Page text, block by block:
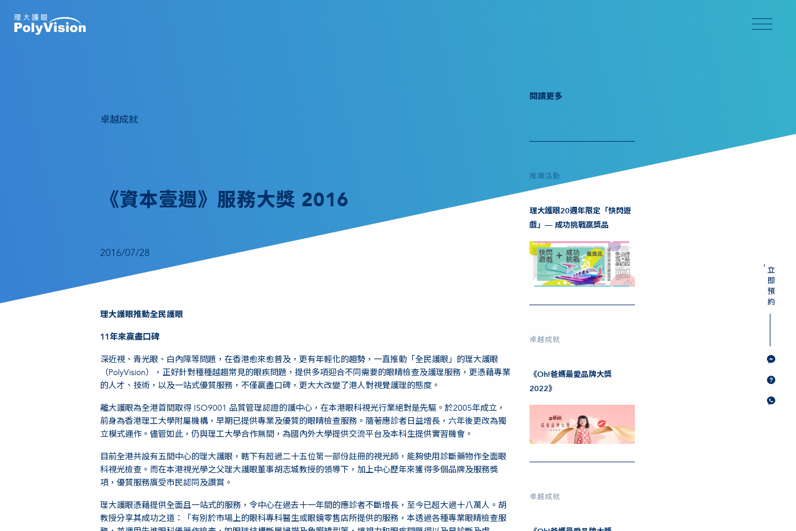
卓越成就
《資本壹週》服務大獎 2016
2016/07/28
理大護眼推動全民護眼
11年來贏盡口碑
深近視、青光眼、白內障等問題，在香港愈來愈普及，更有年輕化的趨勢，一直推動「全民護眼」的理大護眼
（PolyVision），正好針對種種越趨常見的眼疾問題，提供多項迎合不同需要的眼睛檢查及護理服務，更憑藉專業
的人才、技術，以及一站式優質服務，不僅贏盡口碑，更大大改變了港人對視覺護理的態度。
離大護眼為全港首間取得 ISO9001 品質管理認證的護中心，在本港眼科視光行業絕對是先驅。於2005年成立，
前身為香港理工大學附屬機構，早期已提供專業及優質的眼睛檢查服務。隨著應診者日益增長，六年後更改為獨
立模式運作。儘管如此，仍與理工大學合作無間，為國內外大學提供交流平台及本科生提供實習機會。
目前全港共設有五間中心的理大護眼，轄下有超過二十五位第一部份註冊的視光師，能夠使用診斷藥物作全面眼
科視光檢查。而在本港視光學之父理大護眼董事胡志城教授的領導下，加上中心歷年來獲得多個品牌及服務獎
項，優質服務廣受市民認同及讚賞。
理大護眼憑藉提供全面且一站式的服務，令中心在過去十一年間的應診者不斷增長，至今已超大過十八萬人。胡
教授分享其成功之道：「有別於市場上的眼科專科醫生或眼鏡零售店所提供的服務，本透過各種專業眼睛檢查服
閱讀更多
推廣活動
理大護眼20週年限定「快閃遊
戲」— 成功挑戰贏獎品
卓越成就
《Oh!爸媽最愛品牌大獎
2022》
卓越成就